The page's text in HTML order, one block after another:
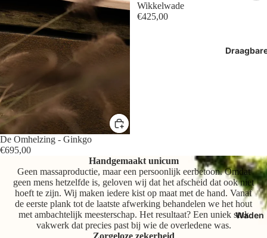
Waden
De Omhelzing - Ginkgo
€695,00
Wikkelwade
€425,00
Handgemaakt unicum
Geen massaproductie, maar een persoonlijk eerbetoon. Omdat
geen mens hetzelfde is, geloven wij dat het afscheid dat ook niet
hoeft te zijn. Wij maken iedere kist op maat met de hand. Vanaf
de eerste plank tot de laatste afwerking behandelen we het hout
met ambachtelijk meesterschap. Het resultaat? Een uniek stuk
vakwerk dat precies past bij wie de overledene was.
Zorgeloze zekerheid